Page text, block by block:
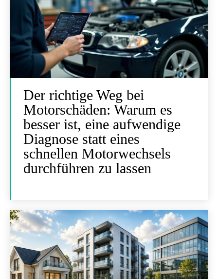
Der richtige Weg bei
Motorschäden: Warum es
besser ist, eine aufwendige
Diagnose statt eines
schnellen Motorwechsels
durchführen zu lassen